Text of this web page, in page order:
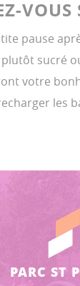
VOUS
pause
sucré
votre
les
PARC ST